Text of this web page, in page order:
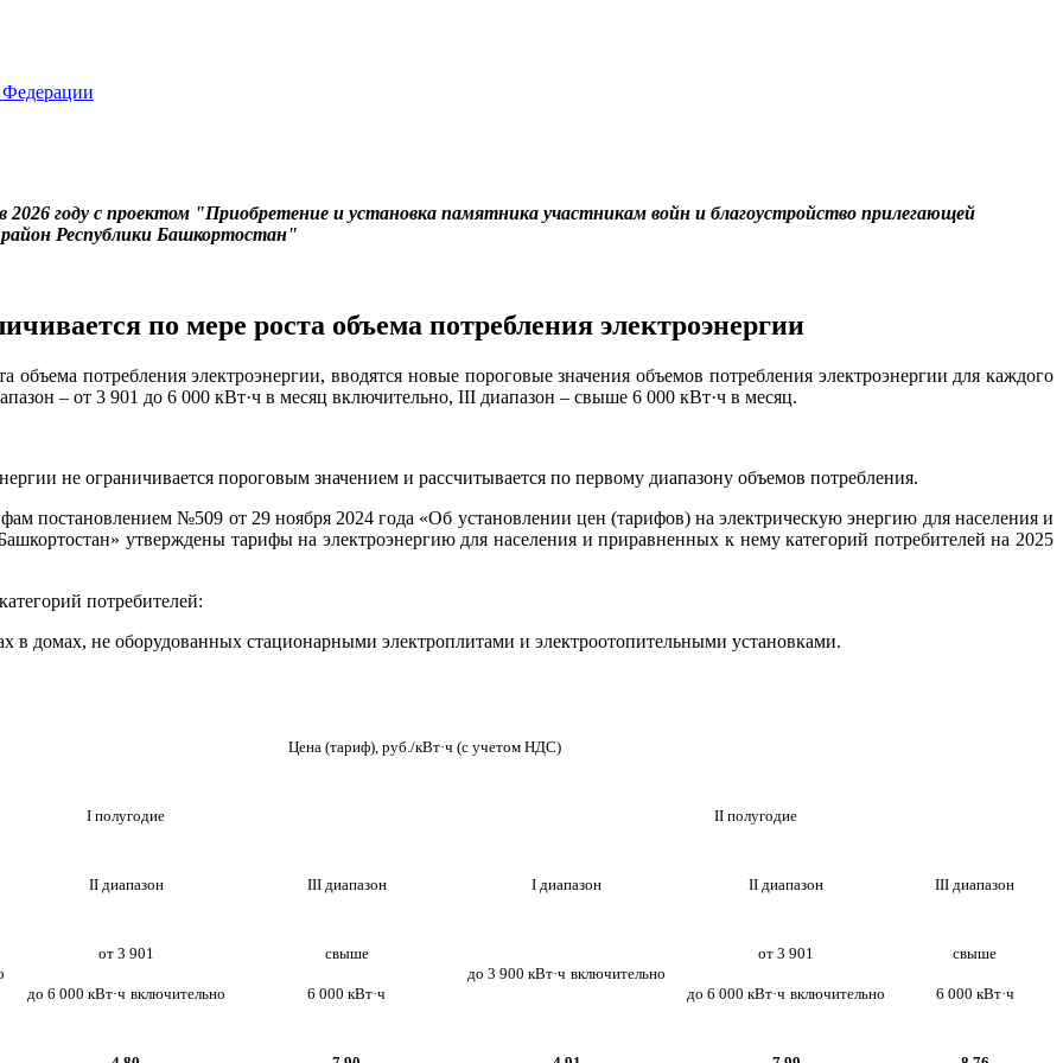
году с проектом "Приобретение и установка памятника участникам войн и благоустройство прилегающей
Республики Башкортостан"
по мере роста объема потребления электроэнергии
объема потребления электроэнергии, вводятся новые пороговые значения объемов потребления электроэнергии для каждого
– от 3 901 до 6 000 кВт·ч в месяц включительно, III диапазон – свыше 6 000 кВт·ч в месяц.
не ограничивается пороговым значением и рассчитывается по первому диапазону объемов потребления.
постановлением №509 от 29 ноября 2024 года «Об установлении цен (тарифов) на электрическую энергию для населения и
утверждены тарифы на электроэнергию для населения и приравненных к нему категорий потребителей на 2025
потребителей:
в домах, не оборудованных стационарными электроплитами и электроотопительными установками.
Цена (тариф), руб./кВт·ч (с учетом НДС)
I полугодие II полугодие
II диапазон III диапазон I диапазон II диапазон III диапазон
от 3 901
до 6 000 кВт·ч включительно
свыше
6 000 кВт·ч
до 3 900 кВт·ч включительно
от 3 901
до 6 000 кВт·ч включительно
свыше
6 000 кВт·ч